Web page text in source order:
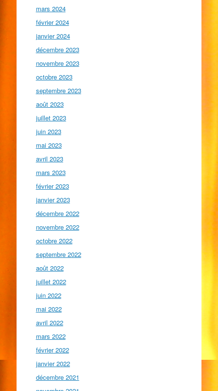
mars 2024
février 2024
janvier 2024
décembre 2023
novembre 2023
octobre 2023
septembre 2023
août 2023
juillet 2023
juin 2023
mai 2023
avril 2023
mars 2023
février 2023
janvier 2023
décembre 2022
novembre 2022
octobre 2022
septembre 2022
août 2022
juillet 2022
juin 2022
mai 2022
avril 2022
mars 2022
février 2022
janvier 2022
décembre 2021